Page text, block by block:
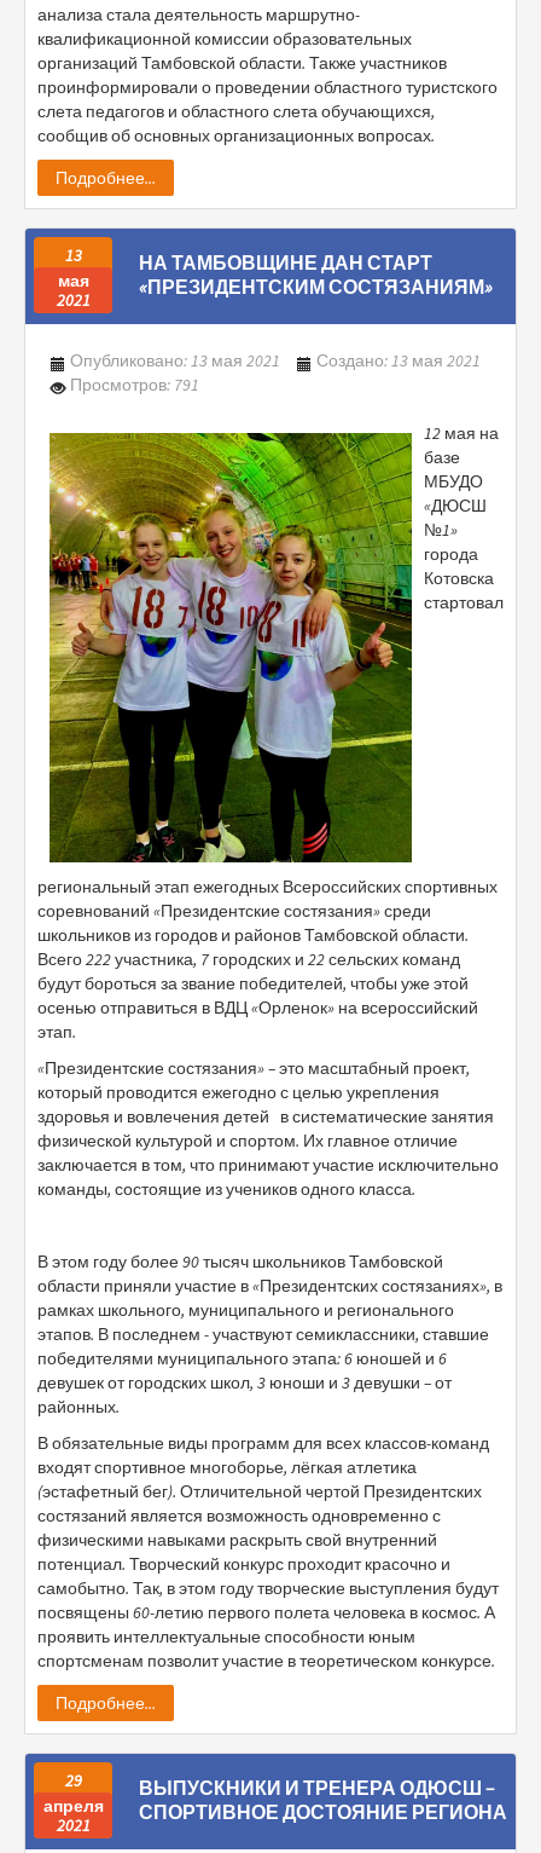
анализа стала деятельность маршрутно-
квалификационной комиссии образовательных
организаций Тамбовской области. Также участников
проинформировали о проведении областного туристского
слета педагогов и областного слета обучающихся,
сообщив об основных организационных вопросах.
Подробнее...
13
мая
2021
НА ТАМБОВЩИНЕ ДАН СТАРТ
«ПРЕЗИДЕНТСКИМ СОСТЯЗАНИЯМ»
Опубликовано: 13 мая 2021
Создано: 13 мая 2021
Просмотров: 791
12 мая на
базе
МБУДО
«ДЮСШ
№1»
города
Котовска
стартовал
региональный этап ежегодных Всероссийских спортивных
соревнований «Президентские состязания» среди
школьников из городов и районов Тамбовской области.
Всего 222 участника, 7 городских и 22 сельских команд
будут бороться за звание победителей, чтобы уже этой
осенью отправиться в ВДЦ «Орленок» на всероссийский
этап.
«Президентские состязания» – это масштабный проект,
который проводится ежегодно с целью укрепления
здоровья и вовлечения детей в систематические занятия
физической культурой и спортом. Их главное отличие
заключается в том, что принимают участие исключительно
команды, состоящие из учеников одного класса.
В этом году более 90 тысяч школьников Тамбовской
области приняли участие в «Президентских состязаниях», в
рамках школьного, муниципального и регионального
этапов. В последнем - участвуют семиклассники, ставшие
победителями муниципального этапа: 6 юношей и 6
девушек от городских школ, 3 юноши и 3 девушки – от
районных.
В обязательные виды программ для всех классов-команд
входят спортивное многоборье, лёгкая атлетика
(эстафетный бег). Отличительной чертой Президентских
состязаний является возможность одновременно с
физическими навыками раскрыть свой внутренний
потенциал. Творческий конкурс проходит красочно и
самобытно. Так, в этом году творческие выступления будут
посвящены 60-летию первого полета человека в космос. А
проявить интеллектуальные способности юным
спортсменам позволит участие в теоретическом конкурсе.
Подробнее...
29
апреля
2021
ВЫПУСКНИКИ И ТРЕНЕРА ОДЮСШ –
СПОРТИВНОЕ ДОСТОЯНИЕ РЕГИОНА